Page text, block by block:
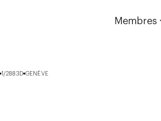
Membres
1/2883D GENÈVE